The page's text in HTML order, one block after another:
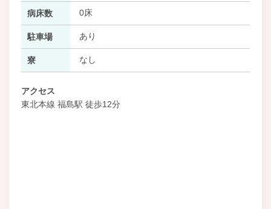
病床数 0床
駐車場 あり
寮 なし
アクセス
東北本線 福島駅 徒歩12分